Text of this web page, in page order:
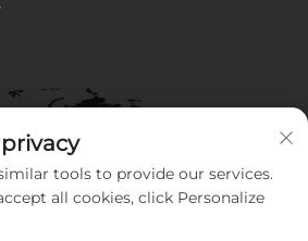
tools to provide our services.
all cookies, click Personalize